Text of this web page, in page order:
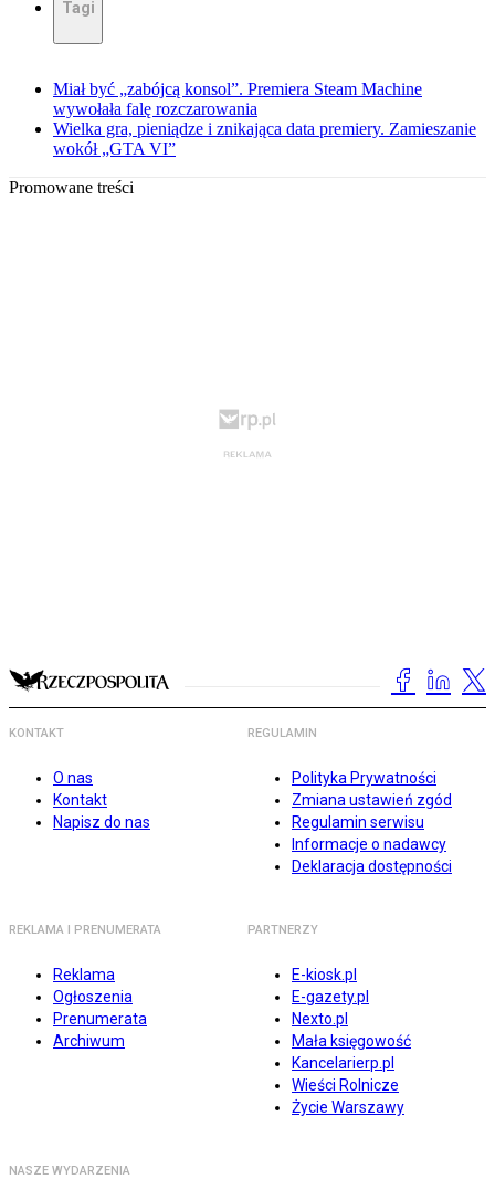
Tagi
Miał być „zabójcą konsol”. Premiera Steam Machine
wywołała falę rozczarowania
Wielka gra, pieniądze i znikająca data premiery. Zamieszanie
wokół „GTA VI”
Promowane treści
KONTAKT
O nas
Kontakt
Napisz do nas
REGULAMIN
Polityka Prywatności
Zmiana ustawień zgód
Regulamin serwisu
Informacje o nadawcy
Deklaracja dostępności
REKLAMA I PRENUMERATA
Reklama
Ogłoszenia
Prenumerata
Archiwum
PARTNERZY
E-kiosk.pl
E-gazety.pl
Nexto.pl
Mała księgowość
Kancelarierp.pl
Wieści Rolnicze
Życie Warszawy
NASZE WYDARZENIA